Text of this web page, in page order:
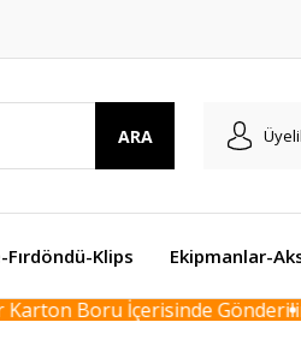
ARA
Fırdöndü-Klips Ekipmanlar-
Boru İçerisinde Gönderilir